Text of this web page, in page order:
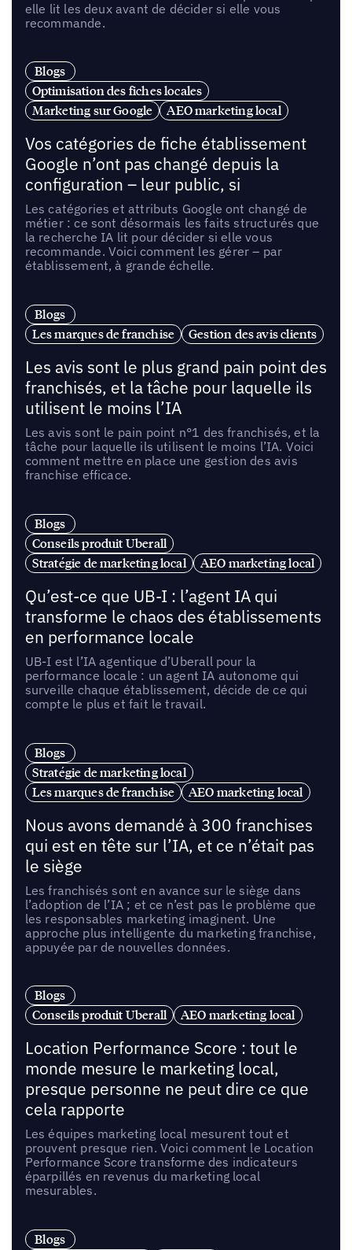
elle lit les deux avant de décider si elle vous
recommande.
Blogs
Optimisation des fiches locales
Marketing sur Google
AEO marketing local
Vos catégories de fiche établissement
Google n’ont pas changé depuis la
configuration – leur public, si
Les catégories et attributs Google ont changé de
métier : ce sont désormais les faits structurés que
la recherche IA lit pour décider si elle vous
recommande. Voici comment les gérer – par
établissement, à grande échelle.
Blogs
Les marques de franchise
Gestion des avis clients
Les avis sont le plus grand pain point des
franchisés, et la tâche pour laquelle ils
utilisent le moins l’IA
Les avis sont le pain point n°1 des franchisés, et la
tâche pour laquelle ils utilisent le moins l’IA. Voici
comment mettre en place une gestion des avis
franchise efficace.
Blogs
Conseils produit Uberall
Stratégie de marketing local
AEO marketing local
Qu’est-ce que UB-I : l’agent IA qui
transforme le chaos des établissements
en performance locale
UB-I est l’IA agentique d’Uberall pour la
performance locale : un agent IA autonome qui
surveille chaque établissement, décide de ce qui
compte le plus et fait le travail.
Blogs
Stratégie de marketing local
Les marques de franchise
AEO marketing local
Nous avons demandé à 300 franchises
qui est en tête sur l’IA, et ce n’était pas
le siège
Les franchisés sont en avance sur le siège dans
l’adoption de l’IA ; et ce n’est pas le problème que
les responsables marketing imaginent. Une
approche plus intelligente du marketing franchise,
appuyée par de nouvelles données.
Blogs
Conseils produit Uberall
AEO marketing local
Location Performance Score : tout le
monde mesure le marketing local,
presque personne ne peut dire ce que
cela rapporte
Les équipes marketing local mesurent tout et
prouvent presque rien. Voici comment le Location
Performance Score transforme des indicateurs
éparpillés en revenus du marketing local
mesurables.
Blogs